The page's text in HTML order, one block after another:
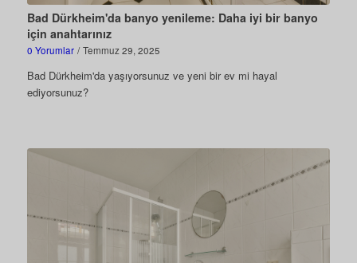
Bad Dürkheim'da banyo yenileme: Daha iyi bir banyo
için anahtarınız
0 Yorumlar / Temmuz 29, 2025
Bad Dürkheim'da yaşıyorsunuz ve yeni bir ev mi hayal
ediyorsunuz?